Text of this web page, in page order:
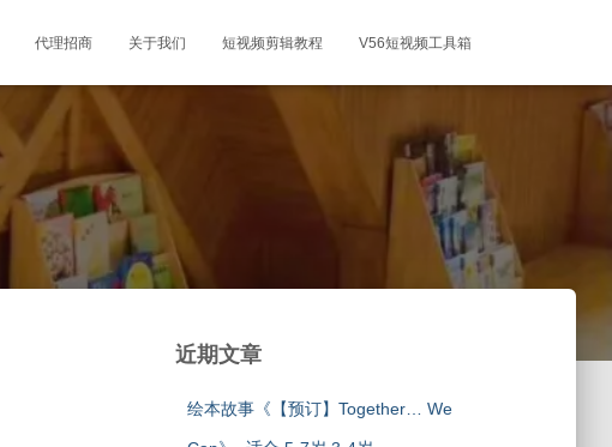
代理招商 关于我们 短视频剪辑教程 V56短视频工具箱
近期文章
绘本故事《【预订】Together… We